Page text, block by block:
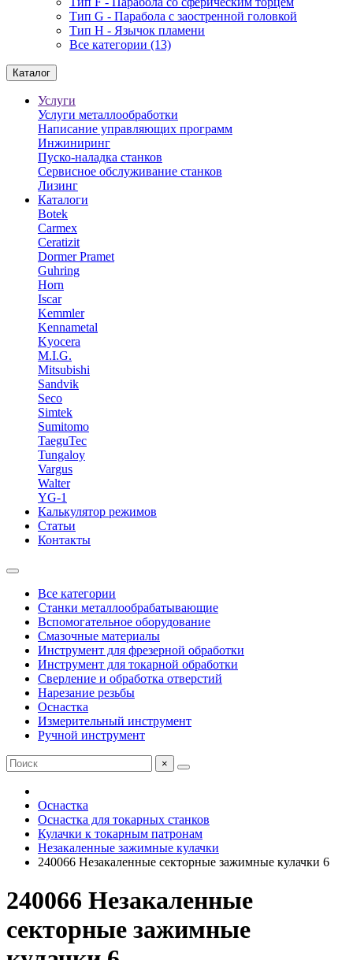
Тип G - Парабола с заостренной головкой
Тип H - Язычок пламени
Все категории (13)
Каталог
Услуги
Услуги металлообработки
Написание управляющих программ
Инжиниринг
Пуско-наладка станков
Сервисное обслуживание станков
Лизинг
Каталоги
Botek
Carmex
Ceratizit
Dormer Pramet
Guhring
Horn
Iscar
Kemmler
Kennametal
Kyocera
M.I.G.
Mitsubishi
Sandvik
Seco
Simtek
Sumitomo
TaeguTec
Tungaloy
Vargus
Walter
YG-1
Калькулятор режимов
Статьи
Контакты
Все категории
Станки металлообрабатывающие
Вспомогательное оборудование
Смазочные материалы
Инструмент для фрезерной обработки
Инструмент для токарной обработки
Сверление и обработка отверстий
Нарезание резьбы
Оснастка
Измерительный инструмент
Ручной инструмент
×
Оснастка
Оснастка для токарных станков
Кулачки к токарным патронам
Незакаленные зажимные кулачки
240066 Незакаленные секторные зажимные кулачки 6
240066 Незакаленные
секторные зажимные